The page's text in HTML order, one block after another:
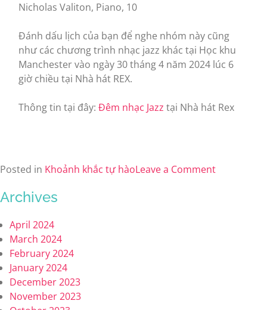
Nicholas Valiton, Piano, 10
Đánh dấu lịch của bạn để nghe nhóm này cũng
như các chương trình nhạc jazz khác tại Học khu
Manchester vào ngày 30 tháng 4 năm 2024 lúc 6
giờ chiều tại Nhà hát REX.
Thông tin tại đây: Đêm nhạc Jazz tại Nhà hát Rex
Posted in Khoảnh khắc tự hàoLeave a Comment
Archives
April 2024
March 2024
February 2024
January 2024
December 2023
November 2023